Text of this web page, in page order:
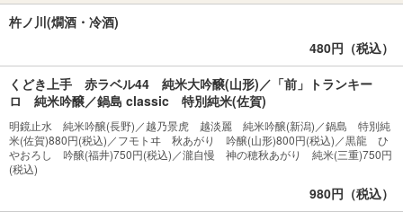
杵ノ川(燗酒・冷酒)
480円（税込）
くどき上手 赤ラベル44 純米大吟醸(山形)／「前」トランキー
ロ 純米吟醸／鍋島 classic 特別純米(佐賀)
明鏡止水 純米吟醸(長野)／越乃景虎 越淡麗 純米吟醸(新潟)／鍋島 特別純
米(佐賀)880円(税込)／フモトヰ 秋あがり 吟醸(山形)800円(税込)／黒龍 ひ
やおろし 吟醸(福井)750円(税込)／瀧自慢 神の穂秋あがり 純米(三重)750円
(税込)
980円（税込）